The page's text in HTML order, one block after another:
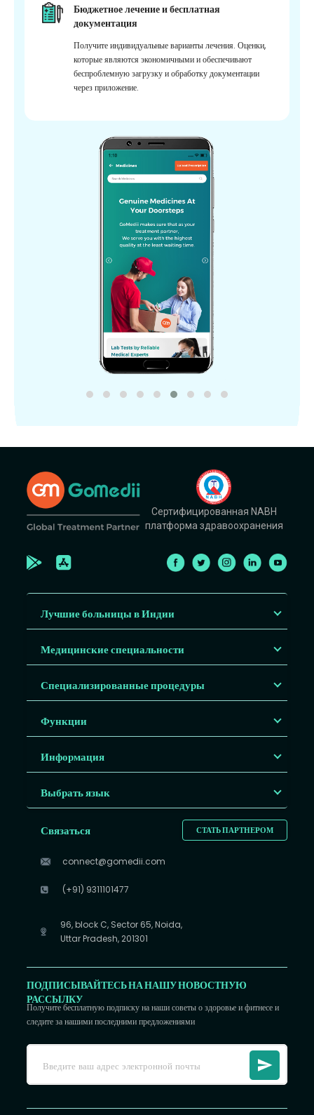
Бюджетное лечение и бесплатная
документация
Получите индивидуальные варианты лечения. Оценки,
которые являются экономичными и обеспечивают
беспроблемную загрузку и обработку документации
через приложение.
Сертифицированная NABH
платформа здравоохранения
Лучшие больницы в Индии
Медицинские специальности
Специализированные процедуры
Функции
Информация
Выбрать язык
СТАТЬ ПАРТНЕРОМ
Связаться
connect@gomedii.com
(+91) 9311101477
96, block C, Sector 65, Noida,
Uttar Pradesh, 201301
ПОДПИСЫВАЙТЕСЬ НА НАШУ НОВОСТНУЮ
РАССЫЛКУ
Получите бесплатную подписку на наши советы о здоровье и фитнесе и
следите за нашими последними предложениями